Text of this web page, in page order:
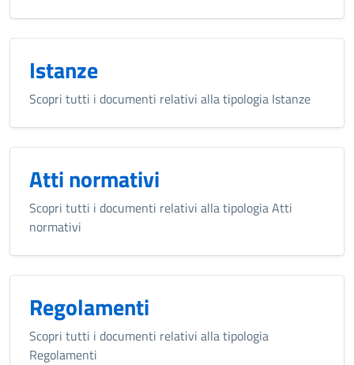
Istanze
Scopri tutti i documenti relativi alla tipologia Istanze
Atti normativi
Scopri tutti i documenti relativi alla tipologia Atti
normativi
Regolamenti
Scopri tutti i documenti relativi alla tipologia
Regolamenti